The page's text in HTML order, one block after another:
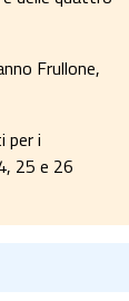
Frullone,
per i
25 e 26